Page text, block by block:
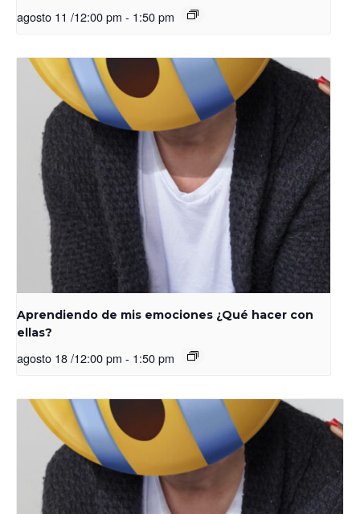
agosto 11 /12:00 pm - 1:50 pm
Aprendiendo de mis emociones ¿Qué hacer con
ellas?
agosto 18 /12:00 pm - 1:50 pm